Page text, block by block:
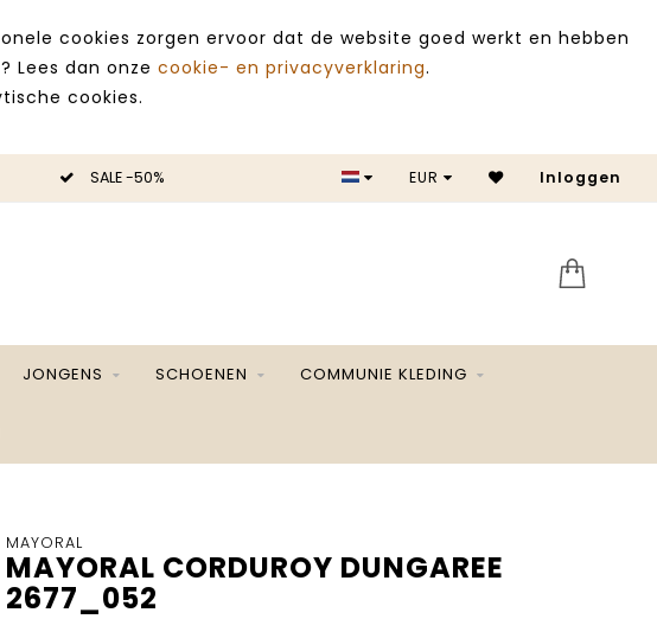
cookies zorgen ervoor dat de website goed werkt en hebben
Lees dan onze cookie- en privacyverklaring.
cookies.
SALE -50% SALE
EUR Inloggen
JONGENS SCHOENEN COMMUNIE KLEDING
MAYORAL
MAYORAL CORDUROY DUNGAREE
2677_052